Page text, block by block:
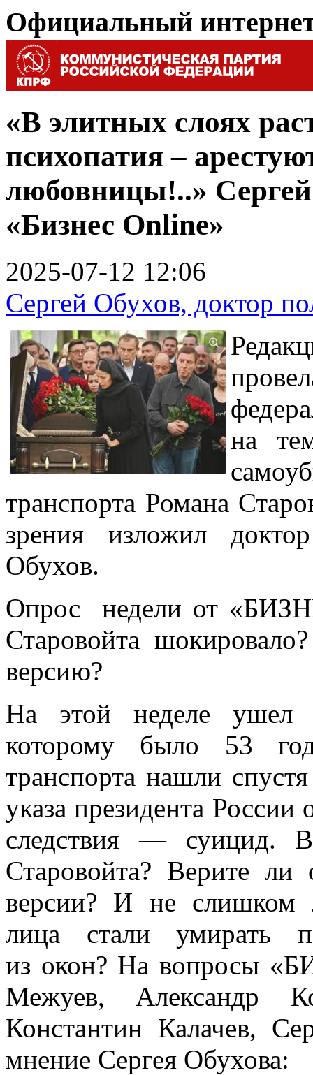
Официальный
«В элитных слоях
психопатия –
любовницы!..»
«Бизнес Online»
2025-07-12 12:06
Сергей Обухов, доктор
на
транспорта Романа
зрения изложил
Обухов.
Опрос недели от
Старовойта
версию?
На этой неделе ушел
которому было 53
транспорта нашли
указа президента России
следствия — суицид.
Старовойта? Верите ли
версии? И не слишком
лица стали умирать
из окон? На вопросы
Межуев, Александр
Константин Калачев,
мнение Сергея Обухова: